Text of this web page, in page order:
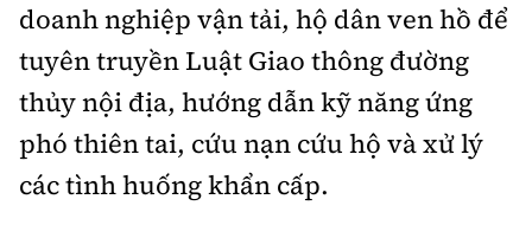
doanh nghiệp vận tải, hộ dân ven hồ để
tuyên truyền Luật Giao thông đường
thủy nội địa, hướng dẫn kỹ năng ứng
phó thiên tai, cứu nạn cứu hộ và xử lý
các tình huống khẩn cấp.